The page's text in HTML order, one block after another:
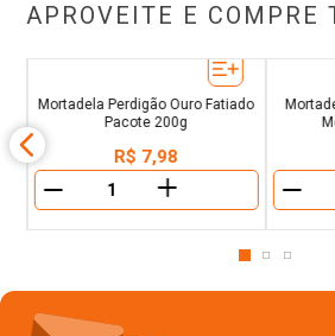
APROVEITE E COMPRE
Mortadela Perdigão Ouro Fatiado
Pacote 200g
R$ 7,98
＋